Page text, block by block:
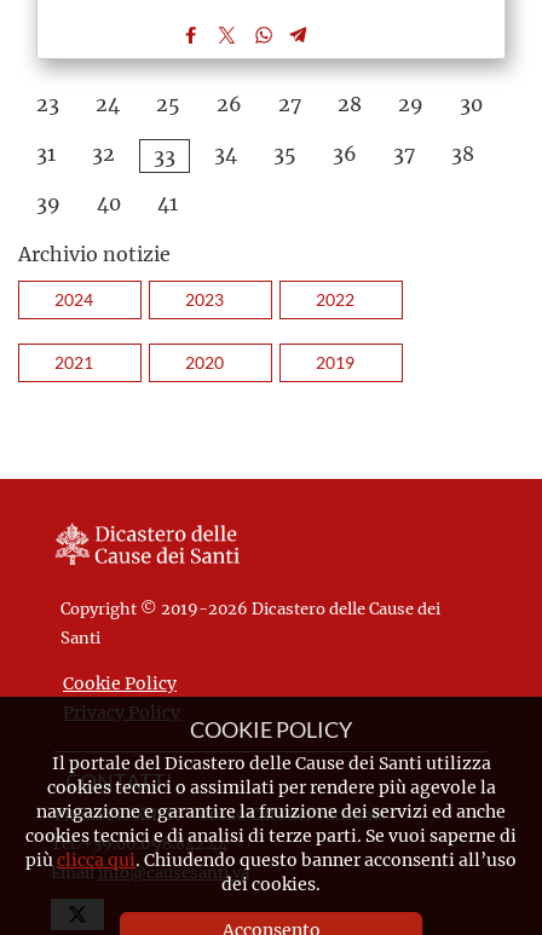
23 24 25 26 27 28 29
30
31
32 33 34 35 36 37
38
39
40
41
Archivio notizie
2024 2023 2022
2021 2020 2019
Copyright © 2019-2026 Dicastero delle Cause dei
Santi
Cookie Policy
Privacy Policy
CONTATTI
Piazza Pio XII, 10 - 00120 Città del Vaticano
Tel. +39.06.698.842.44
Emailinfo@causesanti.va
COOKIE POLICY
Il portale del Dicastero delle Cause dei Santi utilizza
cookies tecnici o assimilati per rendere più agevole la
navigazione e garantire la fruizione dei servizi ed anche
cookies tecnici e di analisi di terze parti. Se vuoi saperne di
piùclicca qui. Chiudendo questo banner acconsenti all’uso
dei cookies.
Acconsento